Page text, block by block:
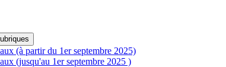
(à partir du 1er septembre 2025)
(jusqu'au 1er septembre 2025 )